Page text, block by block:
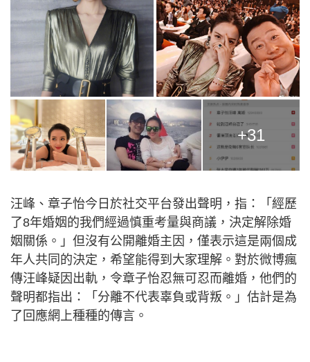
+31
汪峰、章子怡今日於社交平台發出聲明，指：「經歷
了8年婚姻的我們經過慎重考量與商議，決定解除婚
姻關係。」但沒有公開離婚主因，僅表示這是兩個成
年人共同的決定，希望能得到大家理解。對於微博瘋
傳汪峰疑因出軌，令章子怡忍無可忍而離婚，他們的
聲明都指出：「分離不代表辜負或背叛。」估計是為
了回應網上種種的傳言。